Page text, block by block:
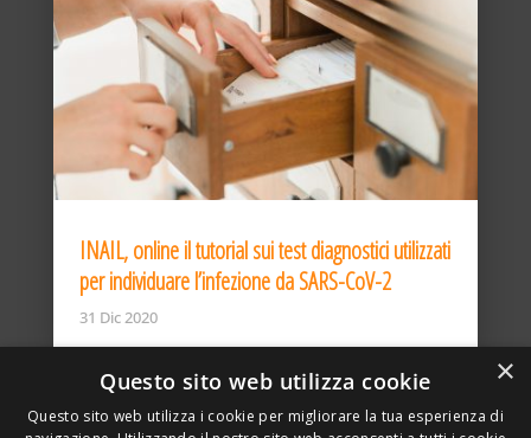
INAIL, online il tutorial sui test diagnostici utilizzati
per individuare l’infezione da SARS-CoV-2
31 Dic 2020
×
Questo sito web utilizza cookie
Questo sito web utilizza i cookie per migliorare la tua esperienza di